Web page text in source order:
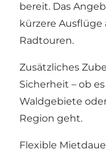
bereit. Das
kürzere
Radtouren.
Zusätzliches
Sicherheit – ob
Waldgebiete
Region geht.
Flexible